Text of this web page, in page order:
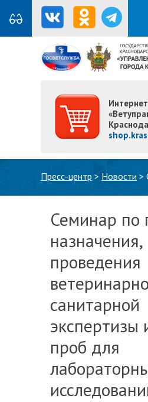
Пресс-центр > Новости >
Семинар по
назначения,
проведения
санитарной
экспертизы
проб для